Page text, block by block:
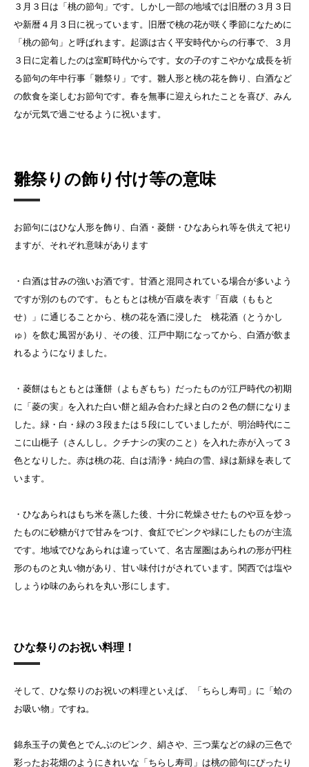
３月３日は「桃の節句」です。しかし一部の地域では旧暦の３月３日
や新暦４月３日に祝っています。旧暦で桃の花が咲く季節になために
「桃の節句」と呼ばれます。起源は古く平安時代からの行事で、３月
３日に定着したのは室町時代からです。女の子のすこやかな成長を祈
る節句の年中行事「雛祭り」です。雛人形と桃の花を飾り、白酒など
の飲食を楽しむお節句です。春を無事に迎えられたことを喜び、みん
なが元気で過ごせるように祝います。
雛祭りの飾り付け等の意味
お節句にはひな人形を飾り、白酒・菱餅・ひなあられ等を供えて祀り
ますが、それぞれ意味があります
・白酒は甘みの強いお酒です。甘酒と混同されている場合が多いよう
ですが別のものです。もともとは桃が百歳を表す「百歳（ももと
せ）」に通じることから、桃の花を酒に浸した 桃花酒（とうかし
ゅ）を飲む風習があり、その後、江戸中期になってから、白酒が飲ま
れるようになりました。
・菱餅はもともとは蓬餅（よもぎもち）だったものが江戸時代の初期
に「菱の実」を入れた白い餅と組み合わた緑と白の２色の餅になりま
した。緑・白・緑の３段または５段にしていましたが、明治時代にこ
こに山梔子（さんしし。クチナシの実のこと）を入れた赤が入って３
色となりした。赤は桃の花、白は清浄・純白の雪、緑は新緑を表して
います。
・ひなあられはもち米を蒸した後、十分に乾燥させたものや豆を炒っ
たものに砂糖がけで甘みをつけ、食紅でピンクや緑にしたものが主流
です。地域でひなあられは違っていて、名古屋圏はあられの形が円柱
形のものと丸い物があり、甘い味付けがされています。関西では塩や
しょうゆ味のあられを丸い形にします。
ひな祭りのお祝い料理！
そして、ひな祭りのお祝いの料理といえば、「ちらし寿司」に「蛤の
お吸い物」ですね。
錦糸玉子の黄色とでんぶのピンク、絹さや、三つ葉などの緑の三色で
彩ったお花畑のようにきれいな「ちらし寿司」は桃の節句にぴったり